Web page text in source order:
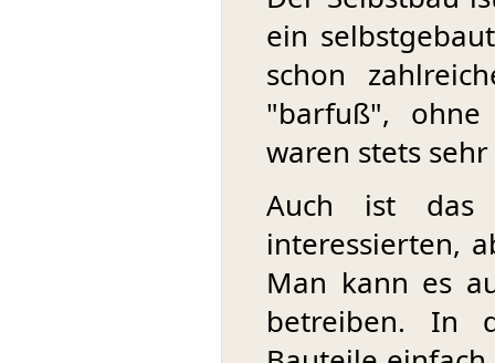
ein
schon
"barfuß", ohne
waren stets
Auch ist das
interessierten,
Man kann es
betreiben. In